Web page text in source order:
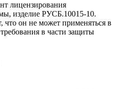
лицензирования
изделие РУСБ.10015-10.
что он не может применяться в
в части защиты